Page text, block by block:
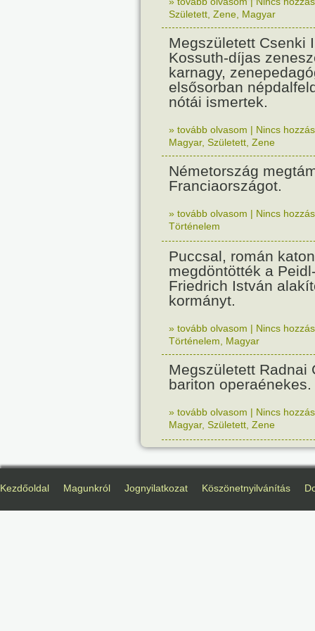
Született Zene Magyar
Megszületett Csenki
Kossuth-díjas
karnagy,
elsősorban
nótái ismertek.
» tovább olvasom | Nincs
Magyar, Született Zene
Németország
Franciaországot.
» tovább olvasom | Nincs
Történelem
Puccsal, román
megdöntötték a
Friedrich István
kormányt.
» tovább olvasom | Nincs
Történelem
Magyar
Megszületett Radnai
bariton operaénekes.
» tovább olvasom | Nincs
Magyar, Született Zene
Kezdőoldal Magunkról Jognyilatkozat Köszönetnyilvánítás